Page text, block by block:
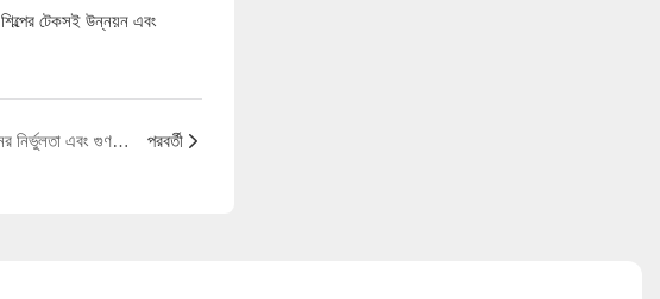
টেকসই উন্নয়ন এবং
মেটাল পাউডার ওয়াটার অ্যাটোমাইজার: আপনার উৎপাদনের নির্ভুলতা এবং গুণমান উন্নত করুন পরবর্তী